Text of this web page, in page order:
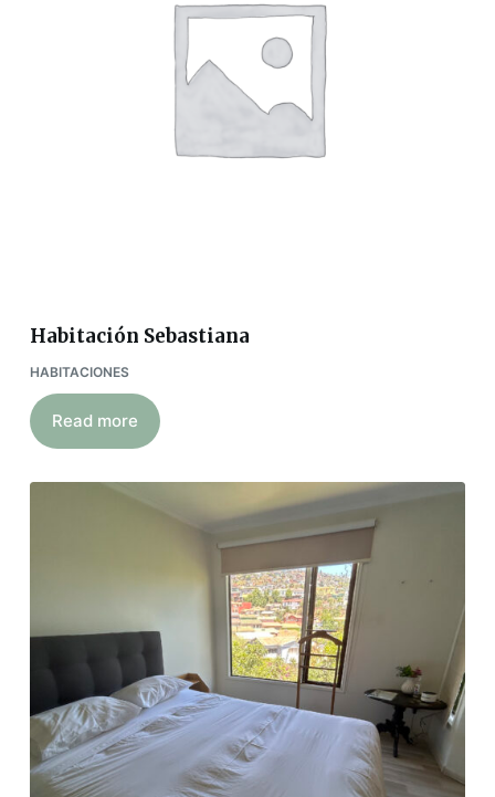
Habitación Sebastiana
HABITACIONES
Read more